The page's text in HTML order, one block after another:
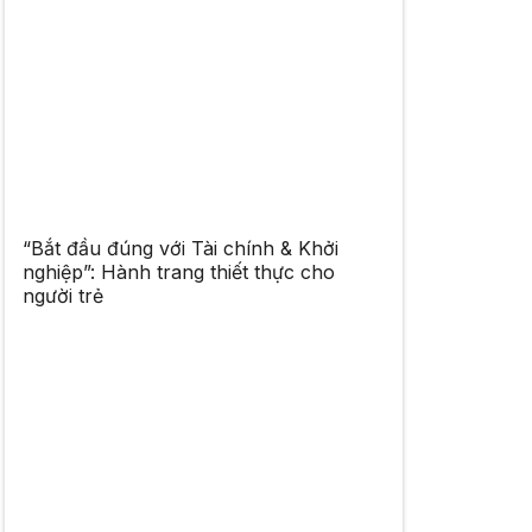
“Bắt đầu đúng với Tài chính & Khởi
nghiệp”: Hành trang thiết thực cho
người trẻ